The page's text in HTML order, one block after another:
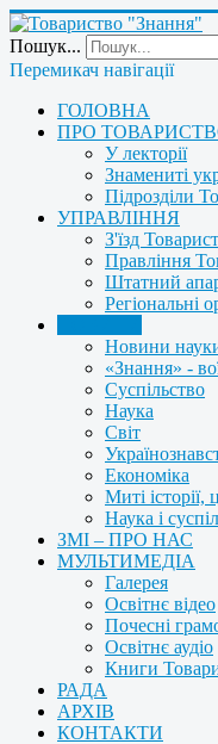
Пошук...
Перемикач навігації
ГОЛОВНА
ПРО
У лекторії
Знамениті
Підрозділи
УПРАВЛІННЯ
З'їзд
Правління
Штатний
Регіональні
Новини
«Знання» -
Суспільство
Наука
Світ
Економіка
Миті історії,
Наука і
ЗМІ – ПРО НАС
МУЛЬТИМЕДІА
Галерея
Освітнє відео
Почесні
Освітнє аудіо
Книги
РАДА
АРХІВ
КОНТАКТИ